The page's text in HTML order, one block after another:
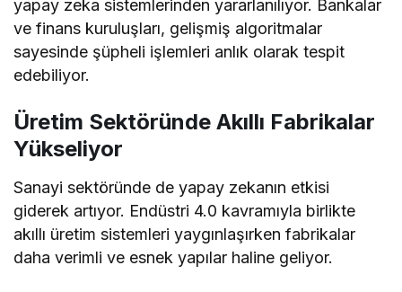
yapay zeka sistemlerinden yararlanılıyor. Bankalar
ve finans kuruluşları, gelişmiş algoritmalar
sayesinde şüpheli işlemleri anlık olarak tespit
edebiliyor.
Üretim Sektöründe Akıllı Fabrikalar
Yükseliyor
Sanayi sektöründe de yapay zekanın etkisi
giderek artıyor. Endüstri 4.0 kavramıyla birlikte
akıllı üretim sistemleri yaygınlaşırken fabrikalar
daha verimli ve esnek yapılar haline geliyor.